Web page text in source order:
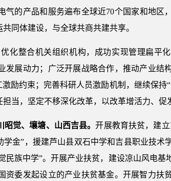
的产品和服务遍布全球近70个国家和地区
同体建设，与全球共商共建共享。
优化整合机关组织机构，成功实现管理扁平
发展动力；广泛开展战略合作，推动产业结
励约束；完善科研人员激励机制，继续保
当，坚定不移深化改革，以改革增活力、促
昭觉、壤塘、山西吉县。开展教育扶贫，建
金”，援建芦山县双石中学和吉县职业技术
民族中学”。开展产业扶贫，建设凉山风电基
委发起设立的产业扶贫基金。开展智力扶